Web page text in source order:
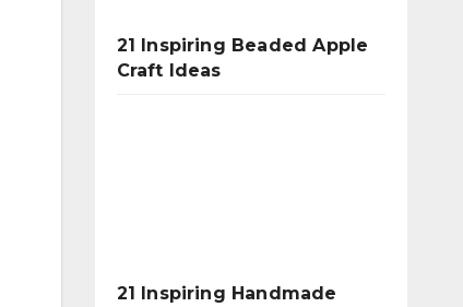
21 Inspiring Beaded Apple
Craft Ideas
21 Inspiring Handmade